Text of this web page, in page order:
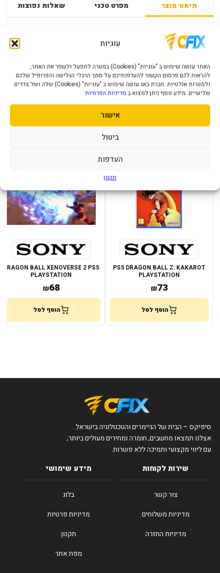
עוגיות
האתר עושה שימוש ב "עוגיות" (Cookies) במטרה לתפעל ולשפר את האתר,
להראות לכם פרסום הקשור להעדפותיכם על סמך הרגלי הגלישה והפרופיל שלכם
ולמטרות אנלטיות. חברת באג עושה שימוש ב "עוגיות" (Cookies) שלה ושל צדדים
שלישיים. מידע נוסף ניתן למצוא ב מדיניות הפרטיות
אישור
ביטול
העדפות
תקנון
תיאור מוצר מפרט טכני שאלות נפוצות
מפרט
PS5 DRAGON BALL SPARKING ZERO
STANDARD EDITION PLAYSTATION
פרטי המוצר יעודכנו בקרוב.
PS5 DRAGON BALL Z: KAKAROT
PLAYSTATION
₪73
הוסף לסל
DRAGON BALL XENOVERSE 2 PS5
PLAYSTATION
₪68
הוסף לסל
סיפיקס – הבית של הגיימרים והטכנולוגיה בישראל.
אצלנו תמצאו מחשבים, חומרה ומחירים מעולים ביותר,
עם ליווי מקצועי ותמיכה ללא פשרות.
שירות לקוחות
צור קשר
מדיניות משלוחים
מדיניות החזרה
מידע שימושי
בלוג
מדיניות פרטיות
תקנון
מפת אתר